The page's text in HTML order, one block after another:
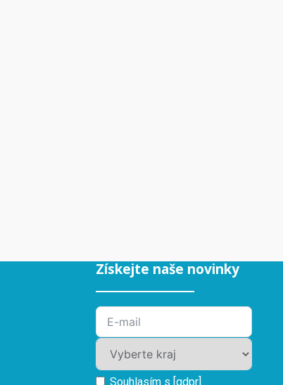
Získejte naše novinky
Souhlasím s [gdpr].